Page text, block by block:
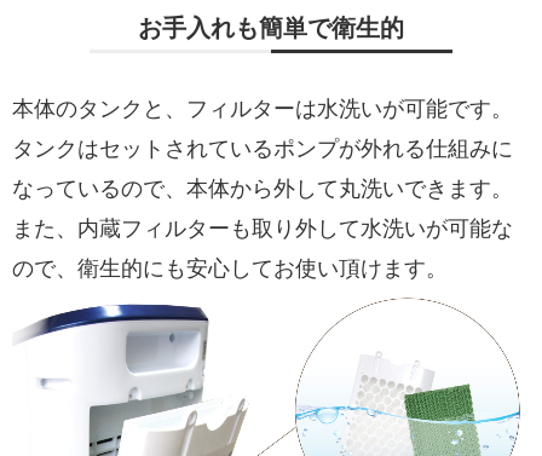
お手入れも簡単で衛生的
本体のタンクと、フィルターは水洗いが可能です。
タンクはセットされているポンプが外れる仕組みに
なっているので、本体から外して丸洗いできます。
また、内蔵フィルターも取り外して水洗いが可能な
ので、衛生的にも安心してお使い頂けます。